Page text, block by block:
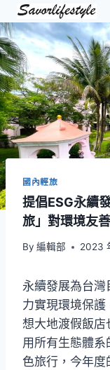
Skip
to
content
國內輕旅
提倡ESG永續
旅」對環境友
By 編輯部 2023
永續發展為台
力實現環境保
想大地渡假飯店
用所有生態體
色旅行，今年